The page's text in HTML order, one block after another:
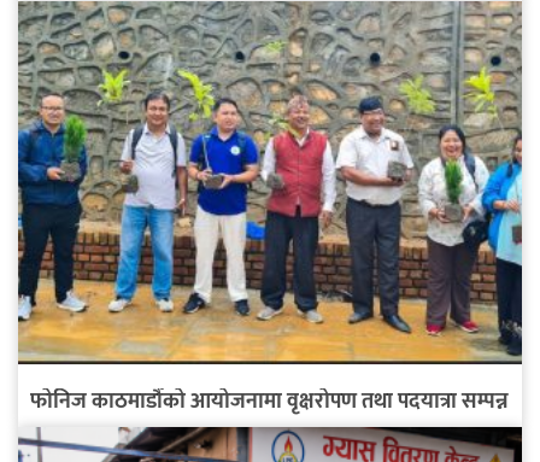
फोनिज काठमाडौँको आयोजनामा वृक्षरोपण तथा पदयात्रा सम्पन्न